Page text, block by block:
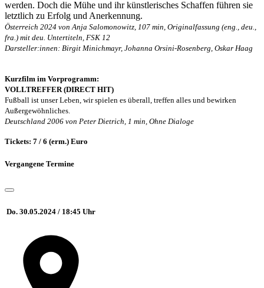
werden. Doch die Mühe und ihr künstlerisches Schaffen führen sie
letztlich zu Erfolg und Anerkennung.
Österreich 2024 von Anja Salomonowitz, 107 min, Originalfassung (eng., deu.,
fra.) mit deu. Untertiteln, FSK 12
Darsteller:innen: Birgit Minichmayr, Johanna Orsini-Rosenberg, Oskar Haag
Kurzfilm im Vorprogramm:
VOLLTREFFER (DIRECT HIT)
Fußball ist unser Leben, wir spielen es überall, treffen alles und bewirken
Außergewöhnliches.
Deutschland 2006 von Peter Dietrich, 1 min, Ohne Dialoge
Tickets: 7 / 6 (erm.) Euro
Vergangene Termine
Do. 30.05.2024 / 18:45 Uhr